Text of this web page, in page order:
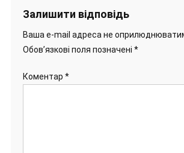
Залишити відповідь
Ваша e-mail адреса не
Обов’язкові поля позначені *
Коментар *